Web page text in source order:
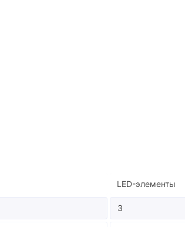
LED-элементы
3